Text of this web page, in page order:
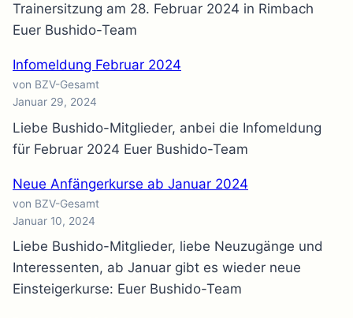
Trainersitzung am 28. Februar 2024 in Rimbach
Euer Bushido-Team
Infomeldung Februar 2024
von BZV-Gesamt
Januar 29, 2024
Liebe Bushido-Mitglieder, anbei die Infomeldung
für Februar 2024 Euer Bushido-Team
Neue Anfängerkurse ab Januar 2024
von BZV-Gesamt
Januar 10, 2024
Liebe Bushido-Mitglieder, liebe Neuzugänge und
Interessenten, ab Januar gibt es wieder neue
Einsteigerkurse: Euer Bushido-Team